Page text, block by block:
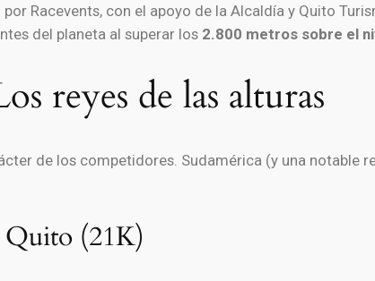
Racevents, con el apoyo de la Alcaldía y Quito
del planeta al superar los 2.800 metros sobre el
reyes de las alturas
de los competidores. Sudamérica (y una notable
Quito (21K)